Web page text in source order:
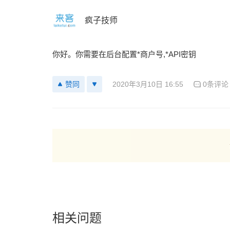
疯子技师
你好。你需要在后台配置*商户号,*API密钥
赞同 2020年3月10日 16:55 0条评论
相关问题